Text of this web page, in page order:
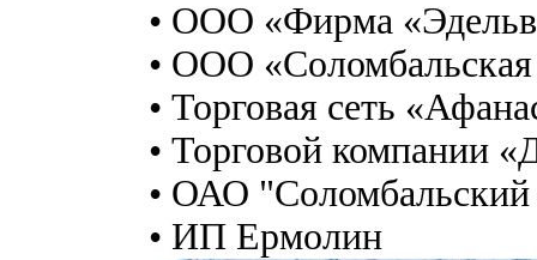
• ООО «Фирма
• ООО
• Торговая сеть
• Торговой компании
• ОАО
• ИП Ермолин